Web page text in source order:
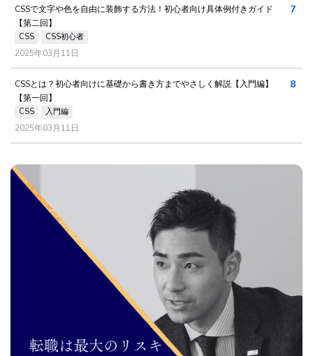
CSSで文字や色を自由に装飾する方法！初心者向け具体例付きガイド
【第二回】
CSS CSS初心者
2025年03月11日
7
CSSとは？初心者向けに基礎から書き方までやさしく解説【入門編】
【第一回】
CSS 入門編
2025年03月11日
8